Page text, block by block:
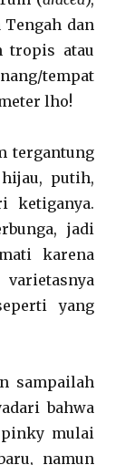
dan
tropis atau
tempat
lho!
tergantung
putih,
ketiganya.
jadi
karena
yang
sampailah
bahwa
mulai
namun